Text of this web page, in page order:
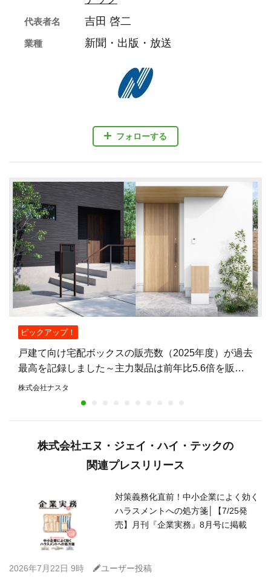
フォローする
代表者名 吉田 啓二
業種 新聞・出版・放送
ピックアップ！
戸建て向け宅配ボックスの販売数（2025年度）が過去
最高を記録しました～主力製品は前年比5.6倍を販
売。不在時も荷物を受け取れる住宅が増加～
株式会社ナスタ
株式会社エヌ・ジェイ・ハイ・テックの
関連プレスリリース
対策義務化直前！中小企業によく効く
ハラスメントへの処方箋│【7/25発
売】月刊『企業実務』8月号に掲載
2026年7月22日 9時 Cユーザー投稿